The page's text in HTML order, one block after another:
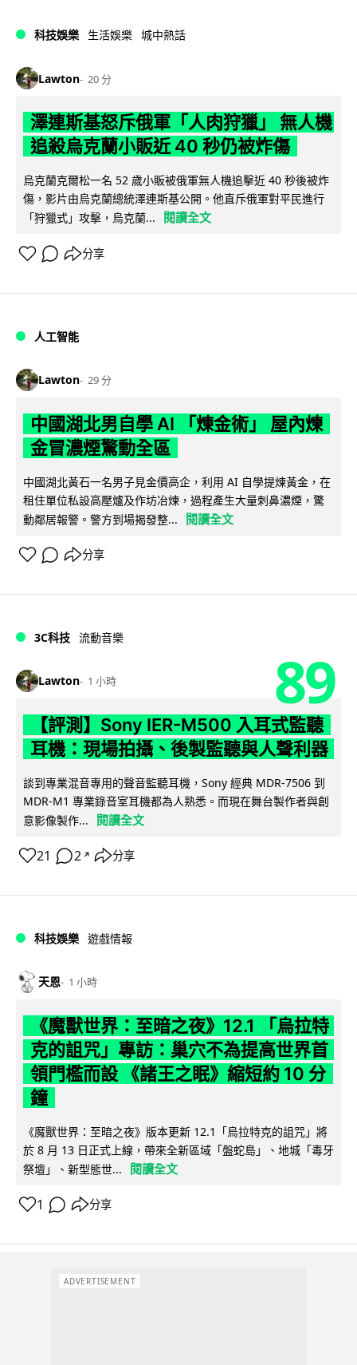
科技娛樂 生活娛樂 城中熱話
Lawton 20 分
澤連斯基怒斥俄軍「人肉狩獵」 無人機
追殺烏克蘭小販近 40 秒仍被炸傷
烏克蘭克爾松一名 52 歲小販被俄軍無人機追擊近 40 秒後被炸
傷，影片由烏克蘭總統澤連斯基公開。他直斥俄軍對平民進行
「狩獵式」攻擊，烏克蘭...
閱讀全文
分享
人工智能
Lawton 29 分
中國湖北男自學 AI 「煉金術」 屋內煉
金冒濃煙驚動全區
中國湖北黃石一名男子見金價高企，利用 AI 自學提煉黃金，在
租住單位私設高壓爐及作坊冶煉，過程產生大量刺鼻濃煙，驚
動鄰居報警。警方到場揭發整...
閱讀全文
分享
3C科技 流動音樂
Lawton 1 小時 89
【評測】Sony IER-M500 入耳式監聽
耳機：現場拍攝、後製監聽與人聲利器
談到專業混音專用的聲音監聽耳機，Sony 經典 MDR-7506 到
MDR-M1 專業錄音室耳機都為人熟悉。而現在舞台製作者與創
意影像製作...
閱讀全文
21 2 ↗ 分享
科技娛樂 遊戲情報
天恩 1 小時
《魔獸世界：至暗之夜》12.1 「烏拉特
克的詛咒」專訪：巢穴不為提高世界首
領門檻而設 《諸王之眠》縮短約 10 分
鐘
《魔獸世界：至暗之夜》版本更新 12.1「烏拉特克的詛咒」將
於 8 月 13 日正式上線，帶來全新區域「盤蛇島」、地城「毒牙
祭壇」、新型態世...
閱讀全文
1 分享
ADVERTISEMENT